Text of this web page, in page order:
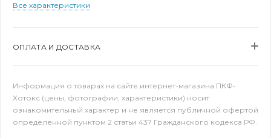
Все характеристики
ОПЛАТА И ДОСТАВКА
Информация о товарах на сайте интернет-магазина ПКФ-
Хотокс (цены, фотографии, характеристики) носит
ознакомительный характер и не является публичной офертой
определенной пунктом 2 статьи 437 Гражданского кодекса РФ.